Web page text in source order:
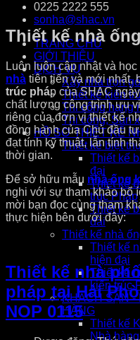
0225 2222 555
sonha@shac.vn
TRANG CHỦ
GIỚI THIỆU
DỊCH VỤ
Xây nhà trọn
Thiết kế kiến
Thi công hạng
Thi công, Sản
HỒ SƠ THIẾT KẾ
Thiết kế biệt
Thiết kế
đại
Thiết kế
trúc Pháp
Thiết kế
đài
Thiết kế nhà
Thiết kế
hiện đại
Thiết kế
kiến trúc
KHÁCH SẠN -
HÀNG
Thiết kế
Nhà hàng
Thiết kế nhà
Luôn luôn cập nhật và
nhà tiên tiến và mới nhất,
trúc pháp của SHAC
chất lượng công trình ưu
riêng của đơn vị thiết kế
đồng hành của Chủ đầu
đạt tính kỹ thuật, lẫn tính
thời gian.
Để sở hữu mẫu nhà ống
nghi với sự tham khảo bổ
mời bạn đọc cùng tham
thực hiện bên dưới đây:
Thiết kế nhà
pháp tại Hải
NOP 0115